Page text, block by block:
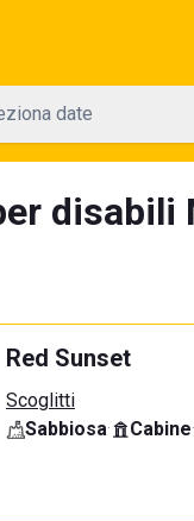
date
disabili
Red Sunset
Scoglitti
Sabbiosa· Cabine·